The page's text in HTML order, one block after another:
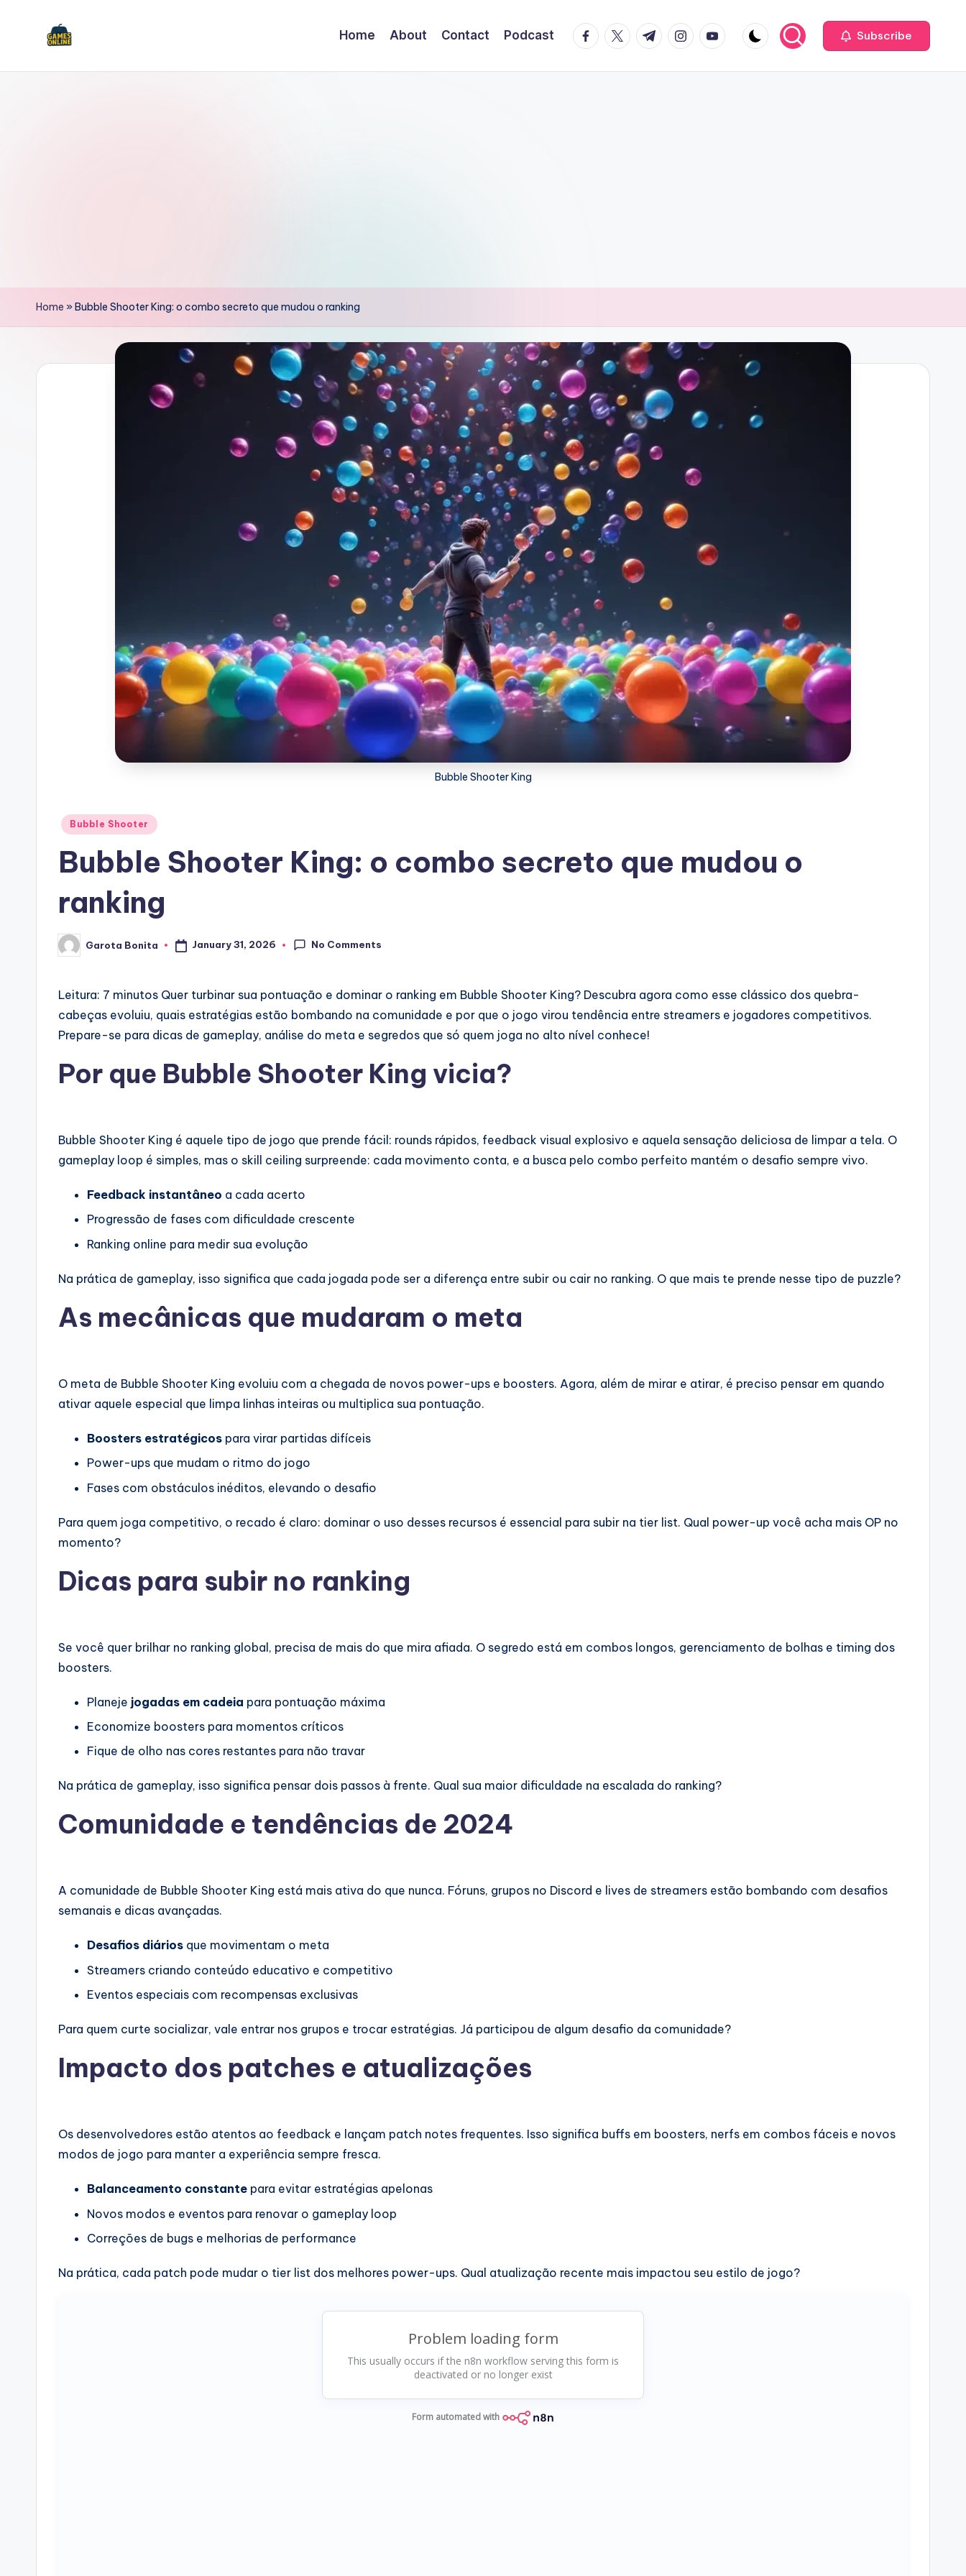
F
Home About Contact Podcast facebook.com
twitter.com
t.me instagram.com
youtube.com Subscribe
Home »Bubble Shooter King: o combo secreto que mudou o ranking
Bubble Shooter King
Posted
Bubble Shooter
Bubble Shooter King: o combo secreto que mudou o
ranking
Posted
by
Garota Bonita January 31, 2026 No Comments
Leitura: 7 minutos Quer turbinar sua pontuação e dominar o ranking em Bubble Shooter King? Descubra agora como esse clássico dos quebra-
cabeças evoluiu, quais estratégias estão bombando na comunidade e por que o jogo virou tendência entre streamers e jogadores competitivos.
Prepare-se para dicas de gameplay, análise do meta e segredos que só quem joga no alto nível conhece!
Por que Bubble Shooter King vicia?
Bubble Shooter King é aquele tipo de jogo que prende fácil: rounds rápidos, feedback visual explosivo e aquela sensação deliciosa de limpar a tela. O
gameplay loop é simples, mas o skill ceiling surpreende: cada movimento conta, e a busca pelo combo perfeito mantém o desafio sempre vivo.
Feedback instantâneo a cada acerto
Progressão de fases com dificuldade crescente
Ranking online para medir sua evolução
Na prática de gameplay, isso significa que cada jogada pode ser a diferença entre subir ou cair no ranking. O que mais te prende nesse tipo de puzzle?
As mecânicas que mudaram o meta
O meta de Bubble Shooter King evoluiu com a chegada de novos power-ups e boosters. Agora, além de mirar e atirar, é preciso pensar em quando
ativar aquele especial que limpa linhas inteiras ou multiplica sua pontuação.
Boosters estratégicos para virar partidas difíceis
Power-ups que mudam o ritmo do jogo
Fases com obstáculos inéditos, elevando o desafio
Para quem joga competitivo, o recado é claro: dominar o uso desses recursos é essencial para subir na tier list. Qual power-up você acha mais OP no
momento?
Dicas para subir no ranking
Se você quer brilhar no ranking global, precisa de mais do que mira afiada. O segredo está em combos longos, gerenciamento de bolhas e timing dos
boosters.
Planeje jogadas em cadeia para pontuação máxima
Economize boosters para momentos críticos
Fique de olho nas cores restantes para não travar
Na prática de gameplay, isso significa pensar dois passos à frente. Qual sua maior dificuldade na escalada do ranking?
Comunidade e tendências de 2024
A comunidade de Bubble Shooter King está mais ativa do que nunca. Fóruns, grupos no Discord e lives de streamers estão bombando com desafios
semanais e dicas avançadas.
Desafios diários que movimentam o meta
Streamers criando conteúdo educativo e competitivo
Eventos especiais com recompensas exclusivas
Para quem curte socializar, vale entrar nos grupos e trocar estratégias. Já participou de algum desafio da comunidade?
Impacto dos patches e atualizações
Os desenvolvedores estão atentos ao feedback e lançam patch notes frequentes. Isso significa buffs em boosters, nerfs em combos fáceis e novos
modos de jogo para manter a experiência sempre fresca.
Balanceamento constante para evitar estratégias apelonas
Novos modos e eventos para renovar o gameplay loop
Correções de bugs e melhorias de performance
Na prática, cada patch pode mudar o tier list dos melhores power-ups. Qual atualização recente mais impactou seu estilo de jogo?